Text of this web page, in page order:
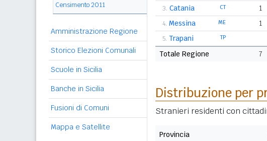
Censimento 2011
Amministrazione Regione
Storico Elezioni Comunali
Scuole in Sicilia
Banche in Sicilia
Fusioni di Comuni
Mappa e Satellite
3. CT
Catania 1
4. ME
Messina 1
5. TP
Trapani
Totale Regione
7
Distribuzione per
Stranieri residenti con
Provincia